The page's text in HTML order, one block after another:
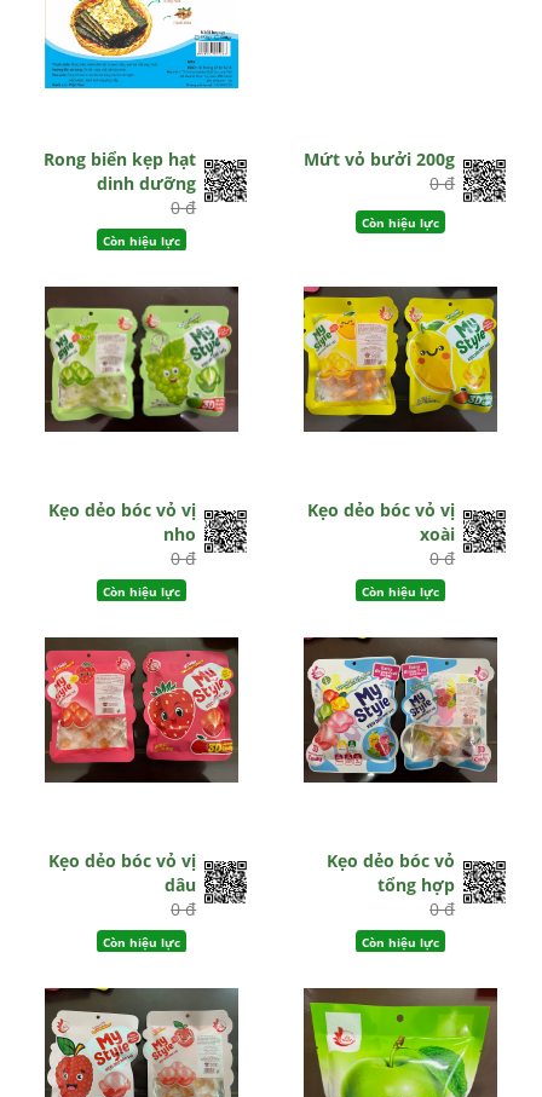
Rong biển kẹp hạt
dinh dưỡng
0 đ
Còn hiệu lực
Mứt vỏ bưởi 200g
0 đ
Còn hiệu lực
Kẹo dẻo bóc vỏ vị
nho
0 đ
Còn hiệu lực
Kẹo dẻo bóc vỏ vị
xoài
0 đ
Còn hiệu lực
Kẹo dẻo bóc vỏ vị
dâu
0 đ
Còn hiệu lực
Kẹo dẻo bóc vỏ
tổng hợp
0 đ
Còn hiệu lực